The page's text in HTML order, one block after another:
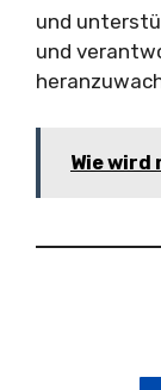
und
und
Wie